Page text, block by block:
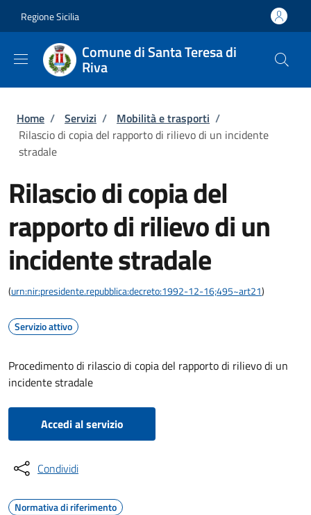
Regione Sicilia
Comune di Santa Teresa di
Riva
Briciole di pane
Home / Servizi / Mobilità e trasporti /
Rilascio di copia del rapporto di rilievo di un incidente
stradale
Rilascio di copia del
rapporto di rilievo di un
incidente stradale
(urn:nir:presidente.repubblica:decreto:1992-12-16;495~art21)
Servizio attivo
Procedimento di rilascio di copia del rapporto di rilievo di un
incidente stradale
Accedi al servizio
Condividi
Normativa di riferimento